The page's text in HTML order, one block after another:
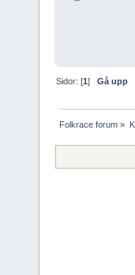
Sidor: [1]Gå upp
Folkrace forum »